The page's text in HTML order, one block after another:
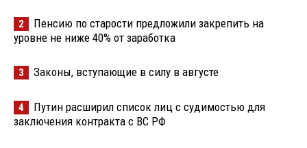
2
Пенсию по старости предложили закрепить на
уровне не ниже 40% от заработка
3 Законы, вступающие в силу в августе
4
Путин расширил список лиц с судимостью для
заключения контракта с ВС РФ